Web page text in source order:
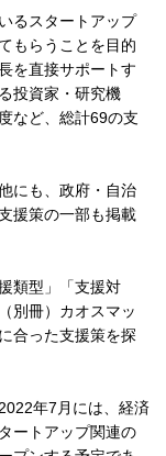
るスタートアップ
もらうことを目的
を直接サポートす
投資家・研究機
など、総計69の支
にも、政府・自治
援策の一部も掲載
類型」「支援対
別冊）カオスマッ
合った支援策を探
年7月には、経済
ートアップ関連の